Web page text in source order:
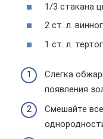
1/3 стакана
2 ст. л.
1 ст. л.
Слегка
появления
Смешайте